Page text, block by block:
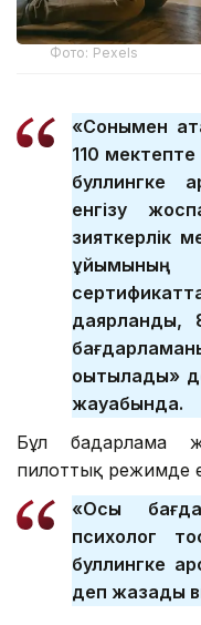
Фото: Pexels
«Сонымен
110
буллингке
енгізу
зияткерлік
ұйымының
даярланды,
оқытылады»
жауабында.
Бұл бағдарлама
пилоттық режимде
«Осы
психолог
буллингке
деп жазады